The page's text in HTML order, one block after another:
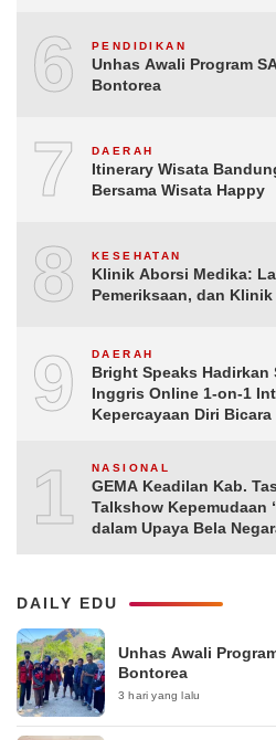
6 PENDIDIKAN
Unhas Awali Program
Bontorea
7 DAERAH
Itinerary Wisata
Bersama Wisata Happy
8 KESEHATAN
Klinik Aborsi Medika:
Pemeriksaan, dan
9 DAERAH
Bright Speaks
Inggris Online 1-on-1
Kepercayaan Diri Bicara
10NASIONAL
GEMA Keadilan Kab.
Talkshow Kepemudaan
dalam Upaya Bela
DAILY EDU
Unhas Awali
Bontorea
3 hari yang lalu